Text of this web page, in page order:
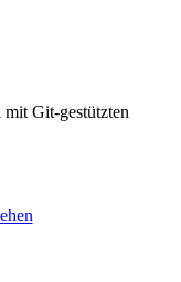
Git-gestützten